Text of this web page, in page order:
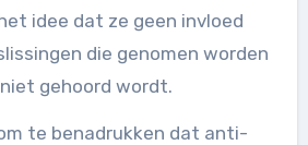
idee dat ze geen invloed
die genomen worden
gehoord wordt.
te benadrukken dat anti-